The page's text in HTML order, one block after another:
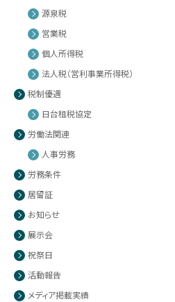
源泉税
営業税
個人所得税
法人税（営利事業所得税）
税制優遇
日台租税協定
労働法関連
人事労務
労務条件
居留証
お知らせ
展示会
祝祭日
活動報告
メディア掲載実績